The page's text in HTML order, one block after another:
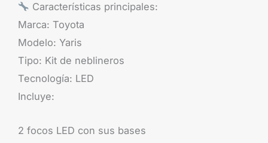
Características principales:
Marca: Toyota
Modelo: Yaris
Tipo: Kit de neblineros
Tecnología: LED
Incluye:
2 focos LED con sus bases